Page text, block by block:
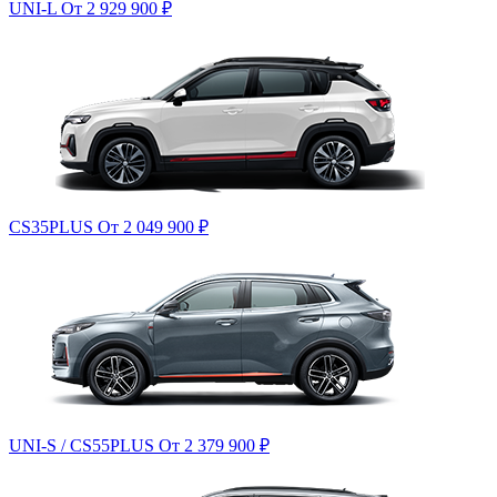
UNI-L От 2 929 900 ₽
CS35PLUS От 2 049 900 ₽
UNI-S / CS55PLUS От 2 379 900 ₽